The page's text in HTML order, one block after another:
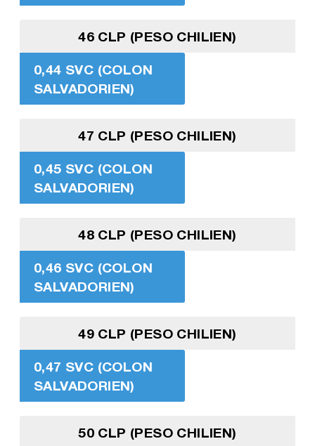
46 CLP (PESO CHILIEN)
0,44 SVC (COLON
SALVADORIEN)
47 CLP (PESO CHILIEN)
0,45 SVC (COLON
SALVADORIEN)
48 CLP (PESO CHILIEN)
0,46 SVC (COLON
SALVADORIEN)
49 CLP (PESO CHILIEN)
0,47 SVC (COLON
SALVADORIEN)
50 CLP (PESO CHILIEN)